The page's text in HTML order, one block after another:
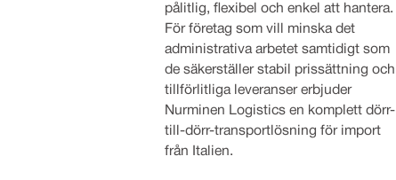
pålitlig, flexibel och enkel att hantera.
För företag som vill minska det
administrativa arbetet samtidigt som
de säkerställer stabil prissättning och
tillförlitliga leveranser erbjuder
Nurminen Logistics en komplett dörr-
till-dörr-transportlösning för import
från Italien.